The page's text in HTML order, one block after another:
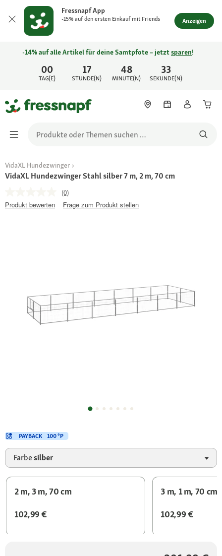
Fressnapf App
-15% auf den ersten Einkauf mit Friends Anzeigen
00
TAG(E)
17
STUNDE(N)
48
MINUTE(N)
33
SEKUNDE(N)
-14% auf alle Artikel für deine Samtpfote – jetztsparen!
VidaXL Hundezwinger
VidaXL Hundezwinger Stahl silber 7 m, 2 m, 70 cm
(0)
Produkt bewerten
Frage zum Produkt stellen
Farbesilber
2 m, 3 m, 70 cm
102,99 €
3 m, 1 m, 70 cm
102,99 €
PAYBACK 100 °P